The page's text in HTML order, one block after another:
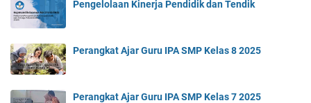
Pengelolaan Kinerja Pendidik dan Tendik
Perangkat Ajar Guru IPA SMP Kelas 8 2025
Perangkat Ajar Guru IPA SMP Kelas 7 2025